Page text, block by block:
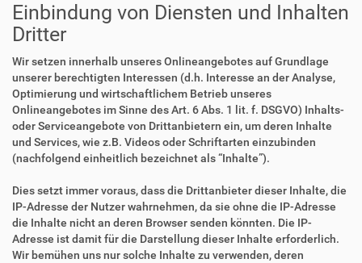
Einbindung von Diensten und Inhalten
Dritter
Wir setzen innerhalb unseres Onlineangebotes auf Grundlage
unserer berechtigten Interessen (d.h. Interesse an der Analyse,
Optimierung und wirtschaftlichem Betrieb unseres
Onlineangebotes im Sinne des Art. 6 Abs. 1 lit. f. DSGVO) Inhalts-
oder Serviceangebote von Drittanbietern ein, um deren Inhalte
und Services, wie z.B. Videos oder Schriftarten einzubinden
(nachfolgend einheitlich bezeichnet als “Inhalte”).
Dies setzt immer voraus, dass die Drittanbieter dieser Inhalte, die
IP-Adresse der Nutzer wahrnehmen, da sie ohne die IP-Adresse
die Inhalte nicht an deren Browser senden könnten. Die IP-
Adresse ist damit für die Darstellung dieser Inhalte erforderlich.
Wir bemühen uns nur solche Inhalte zu verwenden, deren